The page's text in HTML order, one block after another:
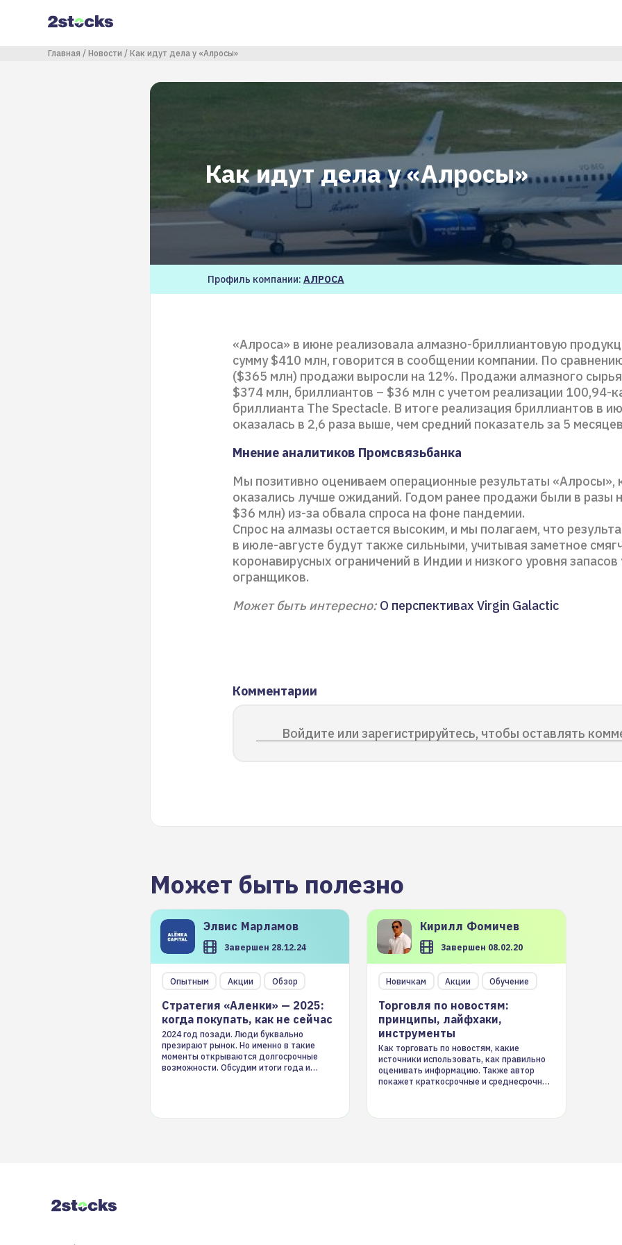
содержанию
Строка навигации
Главная Новости Как идут дела у «Алросы»
Как идут дела у «Алросы»
Профиль компании: АЛРОСА
«Алроса» в июне реализовала алмазно-бриллиантовую
сумму $410 млн, говорится в сообщении компании. По
($365 млн) продажи выросли на 12%. Продажи алмазного
$374 млн, бриллиантов – $36 млн с учетом реализации 100,94-
бриллианта The Spectacle. В итоге реализация бриллиантов в
оказалась в 2,6 раза выше, чем средний показатель за 5
Мнение аналитиков Промсвязьбанка
Мы позитивно оцениваем операционные результаты «Алросы»,
оказались лучше ожиданий. Годом ранее продажи были в разы
$36 млн) из-за обвала спроса на фоне пандемии.
Спрос на алмазы остается высоким, и мы полагаем, что
в июле-августе будут также сильными, учитывая заметное
коронавирусных ограничений в Индии и низкого уровня запасов
огранщиков.
Может быть интересно: О перспективах Virgin Galactic
Комментарии
Войдите или зарегистрируйтесь, чтобы оставлять
Может быть полезно
Элвис Марламов
Завершен 28.12.24
Опытным Акции Обзор
Стратегия «Аленки» — 2025:
когда покупать, как не сейчас
2024 год позади. Люди буквально
презирают рынок. Но именно в такие
моменты открываются долгосрочные
возможности. Обсудим итоги года и
Кирилл Фомичев
Завершен 08.02.20
Новичкам Акции Обучение
Торговля по новостям:
принципы, лайфхаки,
инструменты
Как торговать по новостям, какие
источники использовать, как правильно
оценивать информацию. Также автор
покажет краткосрочные и среднесрочные